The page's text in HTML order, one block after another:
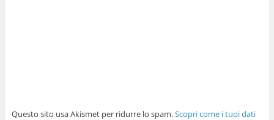
Questo sito usa Akismet per ridurre lo spam.Scopri come i tuoi dati